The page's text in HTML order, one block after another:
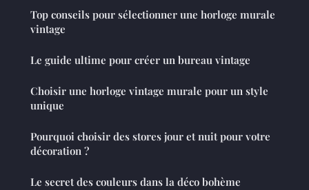
Top conseils pour sélectionner une horloge murale
vintage
Le guide ultime pour créer un bureau vintage
Choisir une horloge vintage murale pour un style
unique
Pourquoi choisir des stores jour et nuit pour votre
décoration ?
Le secret des couleurs dans la déco bohème